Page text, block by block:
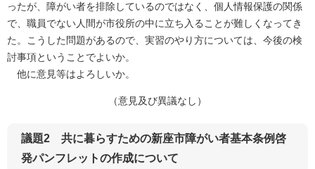
ったが、障がい者を排除しているのではなく、個人情報保護の関係
で、職員でない人間が市役所の中に立ち入ることが難しくなってき
た。こうした問題があるので、実習のやり方については、今後の検
討事項ということでよいか。
他に意見等はよろしいか。
（意見及び異議なし）
議題2 共に暮らすための新座市障がい者基本条例啓
発パンフレットの作成について